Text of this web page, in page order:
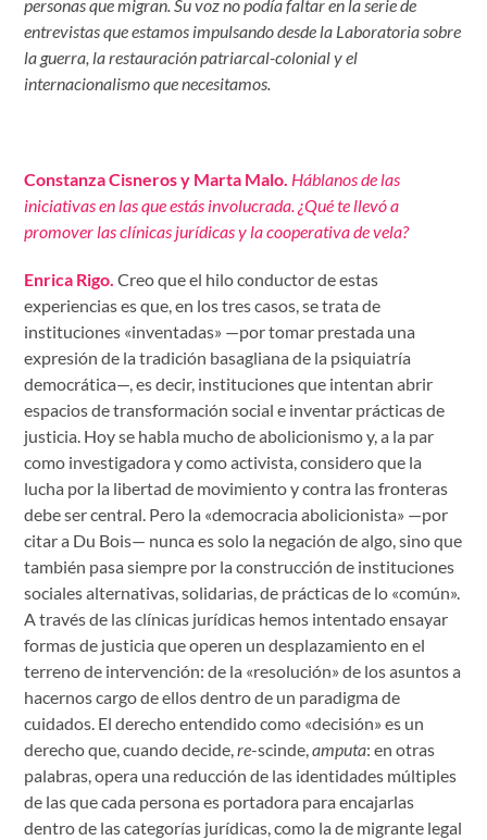
personas que migran. Su voz no podía faltar en la serie de
entrevistas que estamos impulsando desde la Laboratoria sobre
la guerra, la restauración patriarcal-colonial y el
internacionalismo que necesitamos.
Constanza Cisneros y Marta Malo. Háblanos de las
iniciativas en las que estás involucrada. ¿Qué te llevó a
promover las clínicas jurídicas y la cooperativa de vela?
Enrica Rigo.Creo que el hilo conductor de estas
experiencias es que, en los tres casos, se trata de
instituciones «inventadas» —por tomar prestada una
expresión de la tradición basagliana de la psiquiatría
democrática—, es decir, instituciones que intentan abrir
espacios de transformación social e inventar prácticas de
justicia. Hoy se habla mucho de abolicionismo y, a la par
como investigadora y como activista, considero que la
lucha por la libertad de movimiento y contra las fronteras
debe ser central. Pero la «democracia abolicionista» —por
citar a Du Bois— nunca es solo la negación de algo, sino que
también pasa siempre por la construcción de instituciones
sociales alternativas, solidarias, de prácticas de lo «común».
A través de las clínicas jurídicas hemos intentado ensayar
formas de justicia que operen un desplazamiento en el
terreno de intervención: de la «resolución» de los asuntos a
hacernos cargo de ellos dentro de un paradigma de
cuidados. El derecho entendido como «decisión» es un
derecho que, cuando decide,re-scinde,amputa: en otras
palabras, opera una reducción de las identidades múltiples
de las que cada persona es portadora para encajarlas
dentro de las categorías jurídicas, como la de migrante legal